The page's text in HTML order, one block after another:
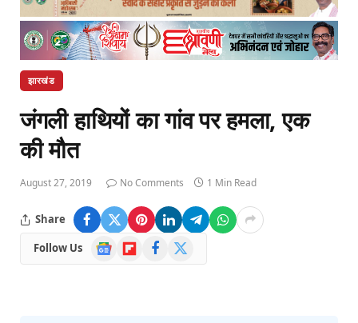
झारखंड
जंगली हाथियों का गांव पर हमला, एक
की मौत
August 27, 2019 No Comments 1 Min Read
Share
Follow Us
Google
News
FlipboardFacebook